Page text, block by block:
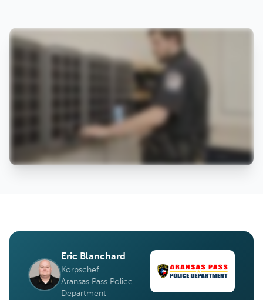
Eric Blanchard
Korpschef
Aransas Pass Police
Department